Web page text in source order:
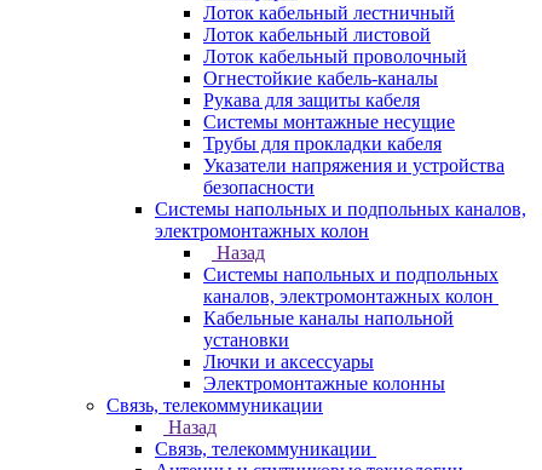
Лоток кабельный лестничный
Лоток кабельный листовой
Лоток кабельный проволочный
Огнестойкие кабель-каналы
Рукава для защиты кабеля
Системы монтажные несущие
Трубы для прокладки кабеля
Указатели напряжения и устройства
безопасности
Системы напольных и подпольных каналов,
электромонтажных колон
Назад
Системы напольных и подпольных
каналов, электромонтажных колон
Кабельные каналы напольной
установки
Лючки и аксессуары
Электромонтажные колонны
Связь, телекоммуникации
Назад
Связь, телекоммуникации